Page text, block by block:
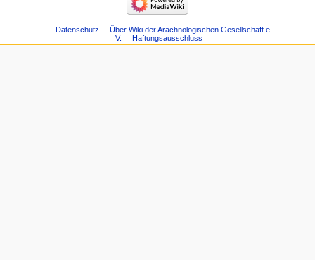
Datenschutz
Über Wiki der Arachnologischen Gesellschaft e.
V.
Haftungsausschluss